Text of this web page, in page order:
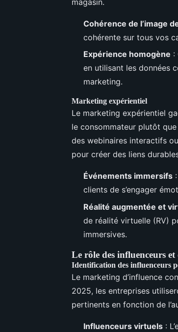
Cohérence de l’image
cohérente sur tous vos
Expérience homogène :
en utilisant les données
marketing.
Marketing expérientiel
Le marketing expérientiel
le consommateur plutôt
des webinaires interactifs
pour créer des liens
Événements immersifs
clients de s’engager
Réalité augmentée et
de réalité virtuelle (RV)
immersives.
Le rôle des influenceurs
Identification des influenceurs
Le marketing d’influence
2025, les entreprises
pertinents en fonction de
Influenceurs virtuels :